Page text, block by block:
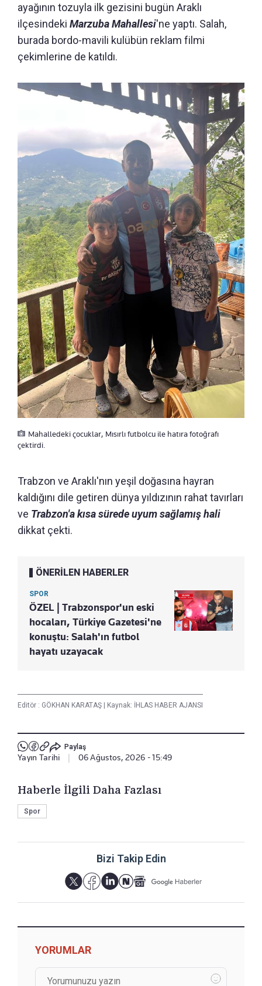
ayağının tozuyla ilk gezisini bugün Araklı
ilçesindeki Marzuba Mahallesi'ne yaptı. Salah,
burada bordo-mavili kulübün reklam filmi
çekimlerine de katıldı.
Mahalledeki çocuklar, Mısırlı futbolcu ile hatıra fotoğrafı
çektirdi.
Trabzon ve Araklı'nın yeşil doğasına hayran
kaldığını dile getiren dünya yıldızının rahat tavırları
ve Trabzon'a kısa sürede uyum sağlamış hali
dikkat çekti.
ÖNERİLEN HABERLER
SPOR
ÖZEL | Trabzonspor'un eski
hocaları, Türkiye Gazetesi'ne
konuştu: Salah'ın futbol
hayatı uzayacak
Editör : GÖKHAN KARATAŞ | Kaynak: İHLAS HABER AJANSI
Paylaş
Yayın Tarihi 06 Ağustos, 2026 - 15:49
Haberle İlgili Daha Fazlası
Spor
Bizi Takip Edin
YORUMLAR